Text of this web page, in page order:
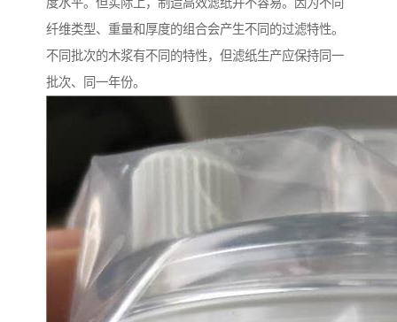
度水平。但实际上，制造高效滤纸并不容易。因为不同
纤维类型、重量和厚度的组合会产生不同的过滤特性。
不同批次的木浆有不同的特性，但滤纸生产应保持同一
批次、同一年份。